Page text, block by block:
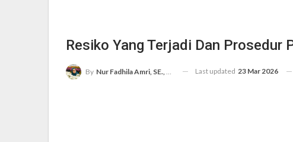
Resiko Yang Terjadi Dan Prosedur
By Nur Fadhila Amri, SE., Ak., M.Si Last updated 23 Mar 2026